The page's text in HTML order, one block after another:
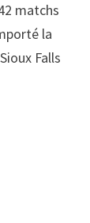
matchs
la
Falls